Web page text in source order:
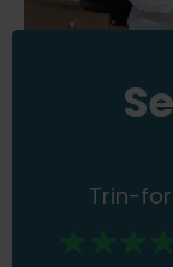
Trin-